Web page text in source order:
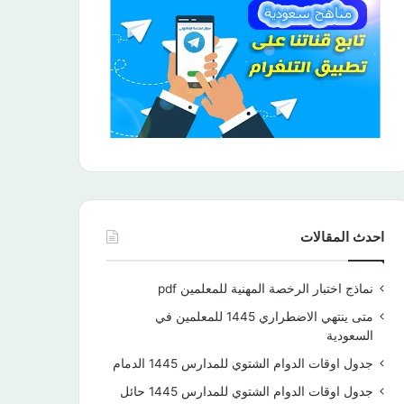
احدث المقالات
نماذج اختبار الرخصة المهنية للمعلمين pdf
متى ينتهي الاضطراري 1445 للمعلمين في
السعودية
جدول اوقات الدوام الشتوي للمدارس 1445 الدمام
جدول اوقات الدوام الشتوي للمدارس 1445 حائل